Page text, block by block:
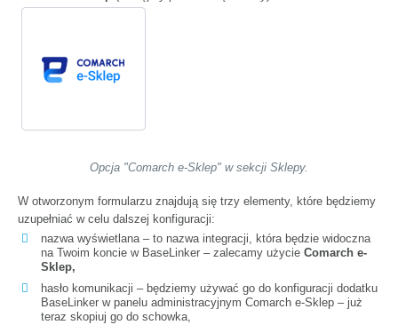
Opcja "Comarch e-Sklep" w sekcji Sklepy.
W otworzonym formularzu znajdują się trzy elementy, które będziemy
uzupełniać w celu dalszej konfiguracji:
nazwa wyświetlana – to nazwa integracji, która będzie widoczna
na Twoim koncie w BaseLinker – zalecamy użycie Comarch e-
Sklep,
hasło komunikacji – będziemy używać go do konfiguracji dodatku
BaseLinker w panelu administracyjnym Comarch e-Sklep – już
teraz skopiuj go do schowka,